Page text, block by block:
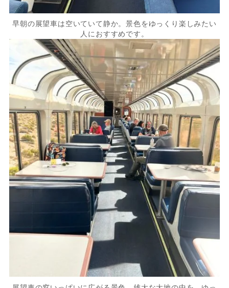
早朝の展望車は空いていて静か。景色をゆっくり楽しみたい
人におすすめです。